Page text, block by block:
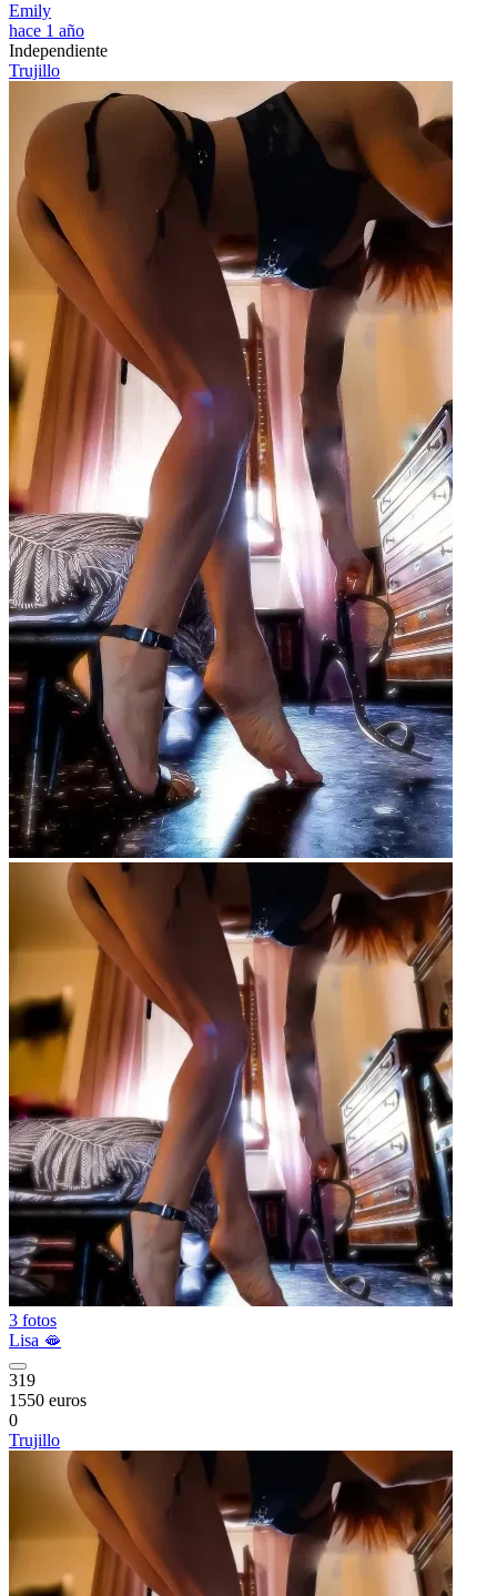
Emily
hace 1 año
Independiente
Trujillo
3 fotos
Lisa 🫦
319
1550 euros
0
Trujillo